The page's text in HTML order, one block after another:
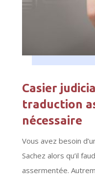
Casier
traduction
nécessaire
Vous avez besoin
Sachez alors qu’il
assermentée.